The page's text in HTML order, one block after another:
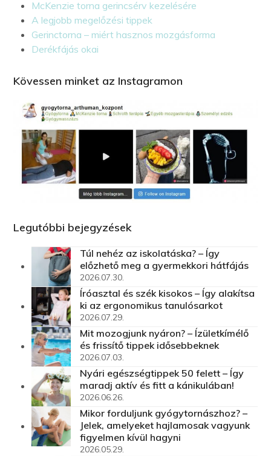
McKenzie torna gerincsérv kezelésére
A legjobb megelőzési tippek
Gerinctorna – miért hasznos mozgásforma
Derékfájás okai
Kövessen minket az Instagramon
Legutóbbi bejegyzések
Túl nehéz az iskolatáska? – Így
előzhető meg a gyermekkori hátfájás
2026.07.30.
Íróasztal és szék kisokos – Így alakítsa
ki az ergonomikus tanulósarkot
2026.07.29.
Mit mozogjunk nyáron? – Ízületkímélő
és frissítő tippek idősebbeknek
2026.07.03.
Nyári egészségtippek 50 felett – Így
maradj aktív és fitt a kánikulában!
2026.06.26.
Mikor forduljunk gyógytornászhoz? –
Jelek, amelyeket hajlamosak vagyunk
figyelmen kívül hagyni
2026.05.29.